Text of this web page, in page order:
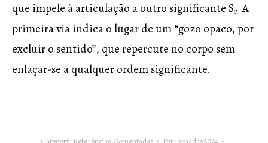
que impele à articulação a outro significante S2. A
primeira via indica o lugar de um “gozo opaco, por
excluir o sentido”, que repercute no corpo sem
enlaçar-se a qualquer ordem significante.
Category: Referências Comentadas Por jornadas2024